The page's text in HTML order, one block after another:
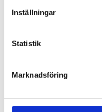
Inställningar
Statistik
Marknadsföring